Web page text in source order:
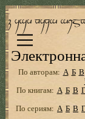
По авторам: А Б В
По книгам: А Б В Г
По сериям: А Б В Г